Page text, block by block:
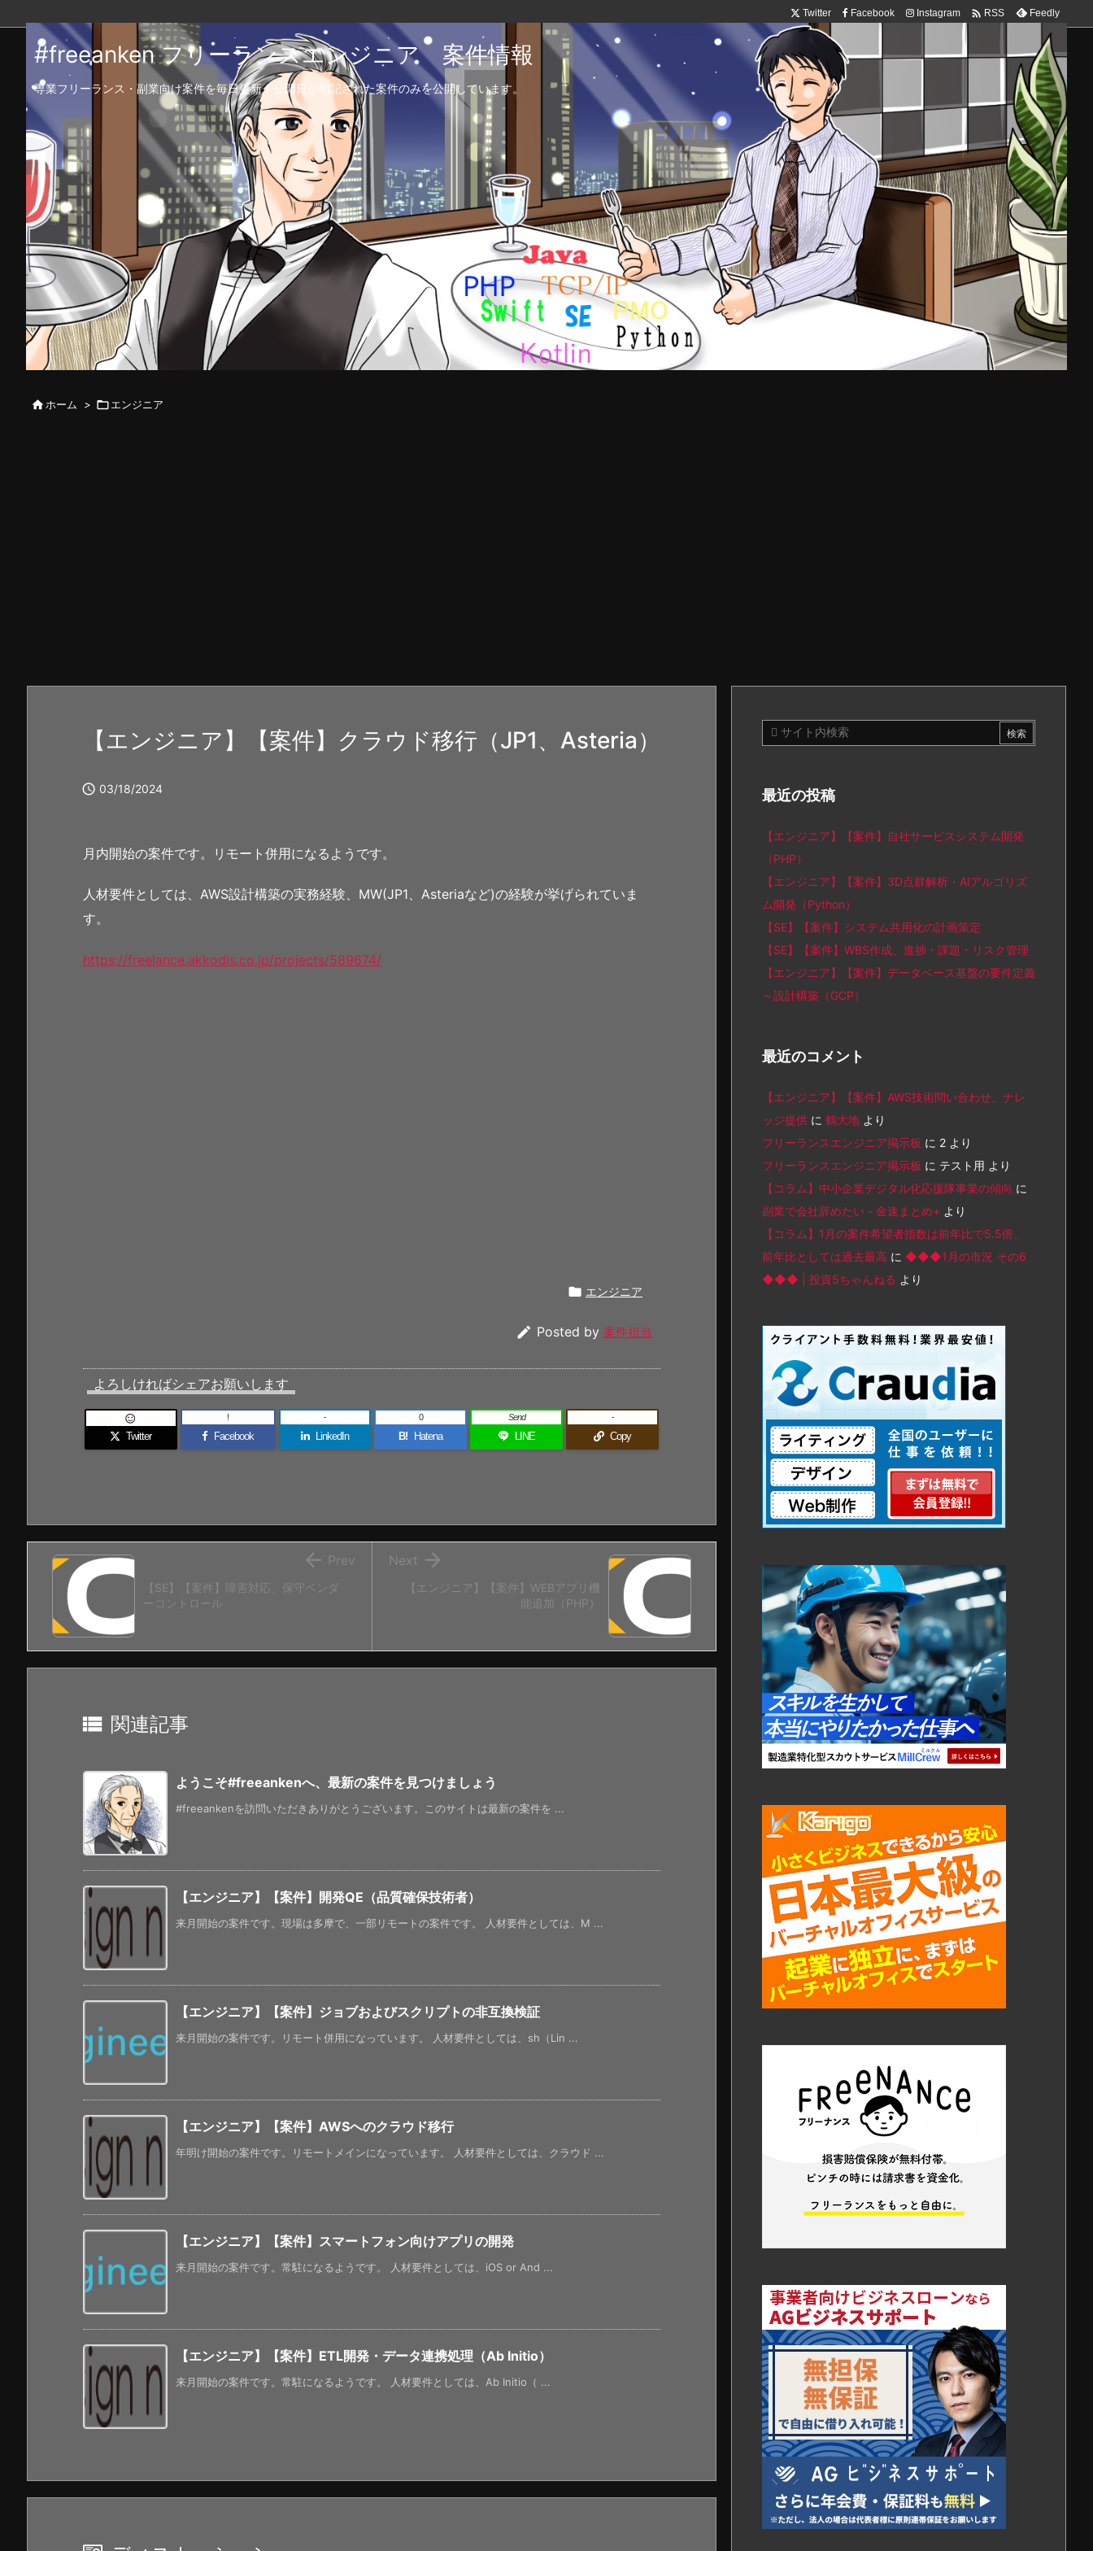
Twitter Facebook Instagram  RSS Feedly
#freeanken フリーランスエンジニア 案件情報
専業フリーランス・副業向け案件を毎日更新！公開日が明記された案件のみを公開しています。
 ホーム > エンジニア
【エンジニア】【案件】クラウド移行（JP1、Asteria）
 03/18/2024
月内開始の案件です。リモート併用になるようです。
人材要件としては、AWS設計構築の実務経験、MW(JP1、Asteriaなど)の経験が挙げられていま
す。
https://freelance.akkodis.co.jp/projects/589674/
 エンジニア
 Posted by 案件担当
よろしければシェアお願いします
Twitter

Facebook
!
LinkedIn
-
B! Hatena
0
LINE
Send
Copy
-
【エンジニア】【案件】WEBアプリ機
能追加（PHP）

Next
【SE】【案件】障害対応、保守ベンダ
ーコントロール
 Prev
 関連記事
ようこそ#freeankenへ、最新の案件を見つけましょう
#freeankenを訪問いただきありがとうございます。このサイトは最新の案件を ...
【エンジニア】【案件】開発QE（品質確保技術者）
来月開始の案件です。現場は多摩で、一部リモートの案件です。 人材要件としては、M ...
【エンジニア】【案件】ジョブおよびスクリプトの非互換検証
来月開始の案件です。リモート併用になっています。 人材要件としては、sh（Lin ...
【エンジニア】【案件】AWSへのクラウド移行
年明け開始の案件です。リモートメインになっています。 人材要件としては、クラウド ...
【エンジニア】【案件】スマートフォン向けアプリの開発
来月開始の案件です。常駐になるようです。 人材要件としては、iOS or And ...
【エンジニア】【案件】ETL開発・データ連携処理（Ab Initio）
来月開始の案件です。常駐になるようです。 人材要件としては、Ab Initio（ ...
最近の投稿
【エンジニア】【案件】自社サービスシステム開発
（PHP）
【エンジニア】【案件】3D点群解析・AIアルゴリズ
ム開発（Python）
【SE】【案件】システム共用化の計画策定
【SE】【案件】WBS作成、進捗・課題・リスク管理
【エンジニア】【案件】データベース基盤の要件定義
～設計構築（GCP）
最近のコメント
【エンジニア】【案件】AWS技術問い合わせ、ナレ
ッジ提供 に 鶴大地 より
フリーランスエンジニア掲示板 に 2 より
フリーランスエンジニア掲示板 に テスト用 より
【コラム】中小企業デジタル化応援隊事業の傾向 に
副業で会社辞めたい - 金速まとめ+ より
【コラム】1月の案件希望者指数は前年比で5.5倍、
前年比としては過去最高 に ◆◆◆1月の市況 その6
◆◆◆ | 投資5ちゃんねる より